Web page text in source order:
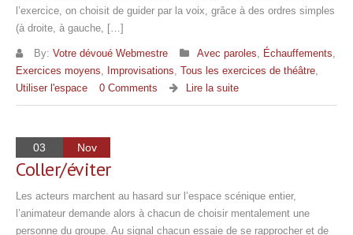
l’exercice, on choisit de guider par la voix, grâce à des ordres simples
(à droite, à gauche, […]
By: Votre dévoué Webmestre Avec paroles, Échauffements,
Exercices moyens, Improvisations, Tous les exercices de théâtre,
Utiliser l'espace
0 Comments Lire la suite
03 Nov
Coller/éviter
Les acteurs marchent au hasard sur l’espace scénique entier,
l’animateur demande alors à chacun de choisir mentalement une
personne du groupe. Au signal chacun essaie de se rapprocher et de